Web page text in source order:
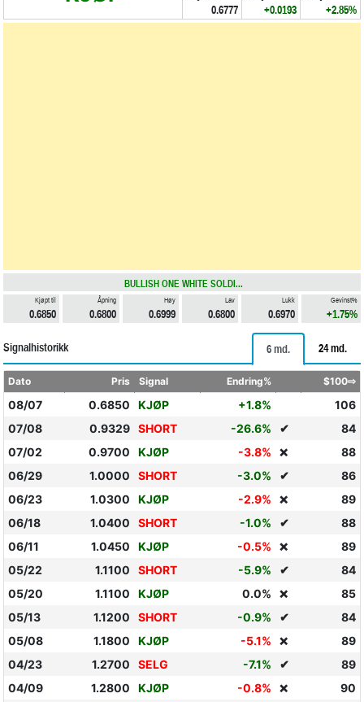
0.6777 +0.0193 +2.85%
BULLISH ONE WHITE SOLDI...
Kjøpt til
0.6850
Åpning
0.6800
Høy
0.6999
Lav
0.6800
Lukk
0.6970
Gevinst%
+1.75%
Signalhistorikk 6 md. 24 md.
Dato Pris Signal Endring% $100⇨
08/07 0.6850 KJØP +1.8%
106
07/08
0.9329 SHORT -26.6% ✔
84
07/02
0.9700 KJØP -3.8% ❌
88
06/29
1.0000 SHORT -3.0% ✔
86
06/23
1.0300 KJØP -2.9% ❌
89
06/18
1.0400 SHORT -1.0% ✔
88
06/11
1.0450 KJØP -0.5% ❌
89
05/22
1.1100 SHORT -5.9% ✔
84
05/20
1.1100 KJØP 0.0% ❌
85
05/13
1.1200 SHORT -0.9% ✔
84
05/08
1.1800 KJØP -5.1% ❌
89
04/23
1.2700 SELG -7.1% ✔
89
04/09
1.2800 KJØP -0.8% ❌
90